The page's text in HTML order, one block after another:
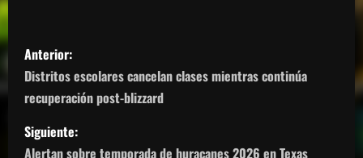
N
a
v
e
Anterior:
Distritos escolares cancelan clases mientras continúa
recuperación post-blizzard
Siguiente:
Alertan sobre temporada de huracanes 2026 en Texas